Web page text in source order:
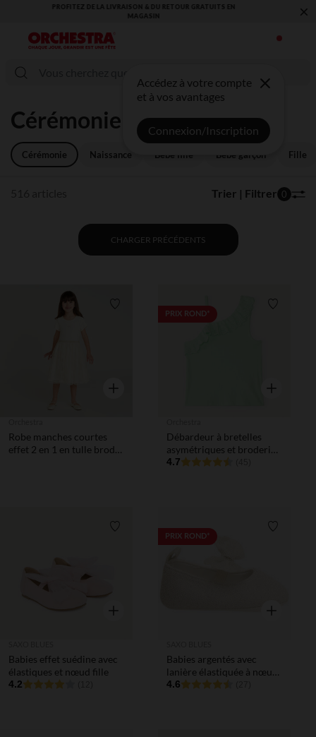
VOUS ALLEZ ADORER LA RENTRÉE ! DÉCOUVREZ LA NOUVELLE
COLLECTION !
×
Accédez à votre compte
et à vos avantages
Connexion/Inscription
Cérémonie
Cérémonie Naissance Bébé fille Bébé garçon Fille
Trier | Filtrer 0
CHARGER PRÉCÉDENTS
Liste de souhaits
Aperçu rapide
Robe manches courtes
effet 2 en 1 en tulle brodé
PRIX ROND*
Aperçu
Débardeur à bretelles
asymétriques et broderie
anglaise fille
4.7
Liste de souhaits
Aperçu rapide
Babies effet suédine avec
élastiques et nœud fille
4.2
PRIX ROND*
Aperçu
Babies argentés avec
lanière élastiquée à nœud
pour bébé fille
4.6